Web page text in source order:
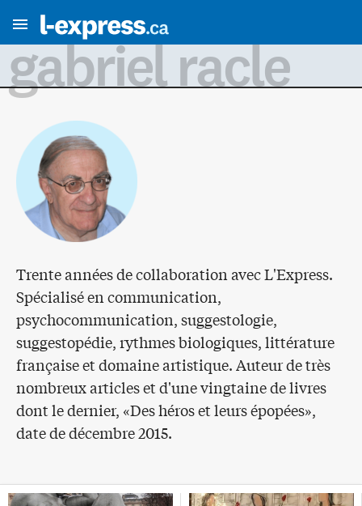
gabriel racle
Trente années de collaboration avec L'Express.
Spécialisé en communication,
psychocommunication, suggestologie,
suggestopédie, rythmes biologiques, littérature
française et domaine artistique. Auteur de très
nombreux articles et d'une vingtaine de livres
dont le dernier, «Des héros et leurs épopées»,
date de décembre 2015.